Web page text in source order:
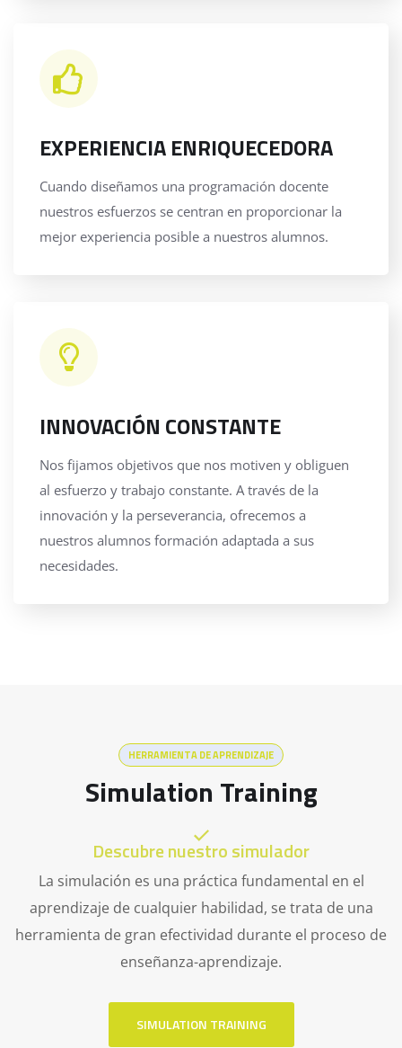
EXPERIENCIA ENRIQUECEDORA
Cuando diseñamos una programación docente
nuestros esfuerzos se centran en proporcionar la
mejor experiencia posible a nuestros alumnos.
INNOVACIÓN CONSTANTE
Nos fijamos objetivos que nos motiven y obliguen
al esfuerzo y trabajo constante. A través de la
innovación y la perseverancia, ofrecemos a
nuestros alumnos formación adaptada a sus
necesidades.
HERRAMIENTA DE APRENDIZAJE
Simulation Training
Descubre nuestro simulador
La simulación es una práctica fundamental en el
aprendizaje de cualquier habilidad, se trata de una
herramienta de gran efectividad durante el proceso de
enseñanza-aprendizaje.
SIMULATION TRAINING